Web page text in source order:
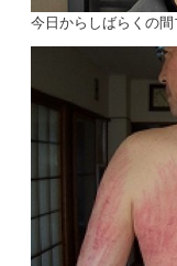
今日からしばらくの間